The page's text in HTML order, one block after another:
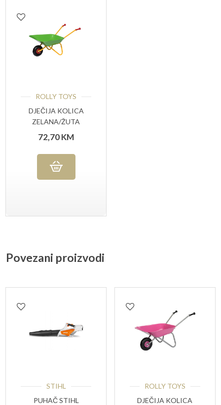
ROLLY TOYS
DJEČIJA KOLICA
ZELANA/ŽUTA
72,70KM
Povezani proizvodi
STIHL
PUHAČ STIHL
ROLLY TOYS
DJEČIJA KOLICA